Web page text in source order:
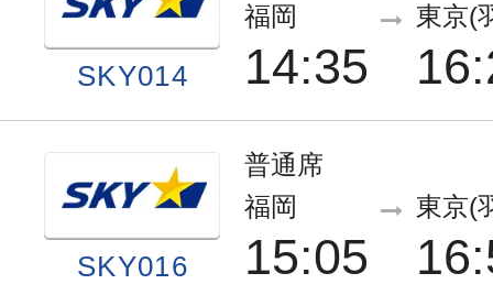
SKY014
福岡
14:35
東京(
SKY016
普通席
福岡
15:05
東京(